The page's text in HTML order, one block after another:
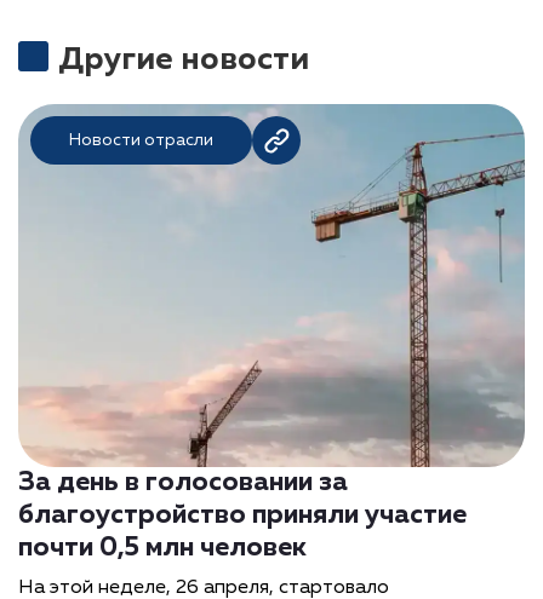
Другие новости
Новости отрасли
За день в голосовании за
благоустройство приняли участие
почти 0,5 млн человек
На этой неделе, 26 апреля, стартовало